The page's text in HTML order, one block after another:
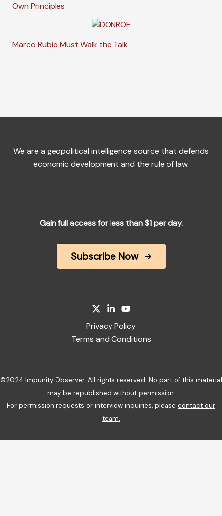
Own Principles
Marco Rubio Must Walk the Talk
We are a geopolitical intelligence source that defends
economic development and the rule of law.
Gain full access for less than $1 per day.
Subscribe Now
Privacy Policy
Terms and Conditions
©2024 Impunity Observer. All rights reserved. No part of this material
may be republished without permission.
For permission requests or interview inquiries, please contact our
team.